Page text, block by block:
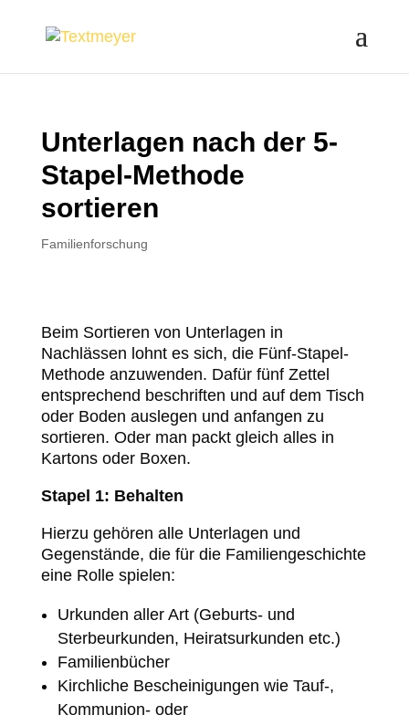
Unterlagen nach der 5-
Stapel-Methode
sortieren
Familienforschung
Beim Sortieren von Unterlagen in
Nachlässen lohnt es sich, die Fünf-Stapel-
Methode anzuwenden. Dafür fünf Zettel
entsprechend beschriften und auf dem Tisch
oder Boden auslegen und anfangen zu
sortieren. Oder man packt gleich alles in
Kartons oder Boxen.
Stapel 1: Behalten
Hierzu gehören alle Unterlagen und
Gegenstände, die für die Familiengeschichte
eine Rolle spielen:
Urkunden aller Art (Geburts- und
Sterbeurkunden, Heiratsurkunden etc.)
Familienbücher
Kirchliche Bescheinigungen wie Tauf-,
Kommunion- oder